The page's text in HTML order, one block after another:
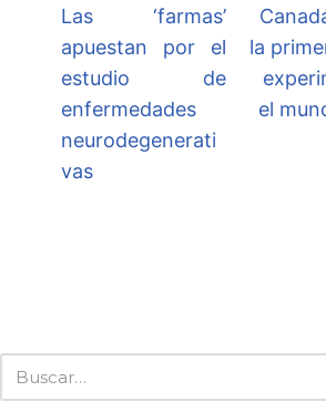
Las ‘farmas’
apuestan por el
estudio de
enfermedades
neurodegenerati
vas
la
el